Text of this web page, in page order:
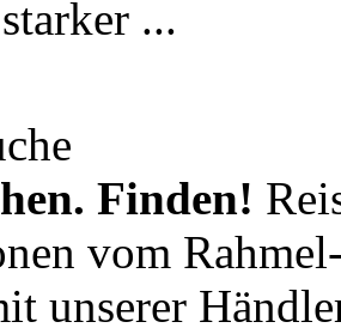
...
Finden!
vom
unserer